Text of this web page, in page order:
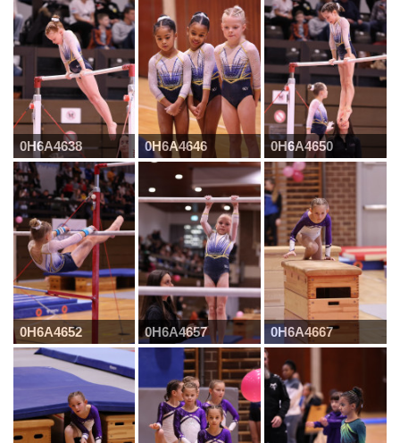
0H6A4638 0H6A4646 0H6A4650
0H6A4652 0H6A4657 0H6A4667